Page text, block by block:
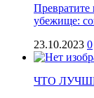
Превратите
убежище:
23.10.2023 0
ЧТО